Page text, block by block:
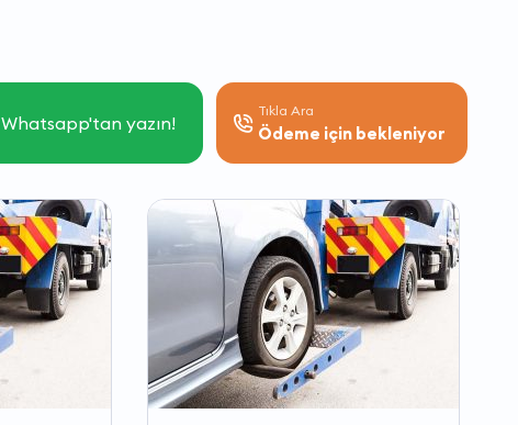
Whatsapp'tan yazın!
Tıkla Ara
Ödeme için bekleniyor